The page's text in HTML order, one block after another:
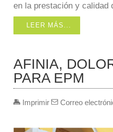
en la prestación y calidad
LEER MÁS...
AFINIA,
PARA EPM
Imprimir Correo